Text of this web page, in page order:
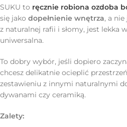
SUKU to ręcznie robiona ozdoba
się jako dopełnienie wnętrza, a
z naturalnej rafii i słomy, jest lekka
uniwersalna.
To dobry wybór, jeśli dopiero
chcesz delikatnie ocieplić
zestawieniu z innymi naturalnymi
dywanami czy ceramiką.
Zalety: